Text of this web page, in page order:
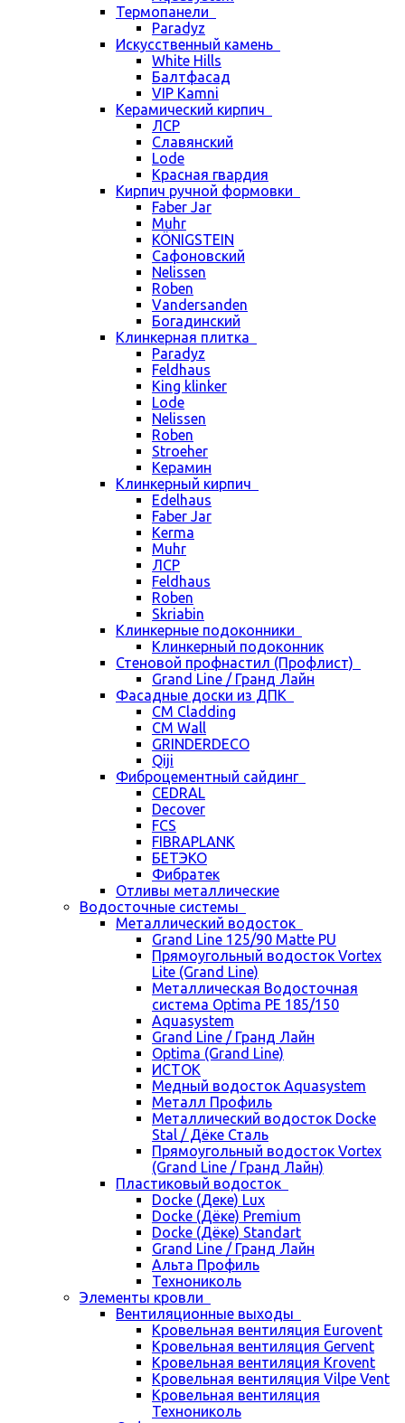
Термопанели
Paradyz
Искусственный камень
White Hills
Балтфасад
VIP Kamni
Керамический кирпич
ЛСР
Славянский
Lode
Красная гвардия
Кирпич ручной формовки
Faber Jar
Muhr
KÖNIGSTEIN
Сафоновский
Nelissen
Roben
Vandersanden
Богадинский
Клинкерная плитка
Paradyz
Feldhaus
King klinker
Lode
Nelissen
Roben
Stroeher
Керамин
Клинкерный кирпич
Edelhaus
Faber Jar
Kerma
Muhr
ЛСР
Feldhaus
Roben
Skriabin
Клинкерные подоконники
Клинкерный подоконник
Стеновой профнастил (Профлист)
Grand Line / Гранд Лайн
Фасадные доски из ДПК
CM Cladding
CM Wall
GRINDERDECO
Qiji
Фиброцементный сайдинг
CEDRAL
Decover
FCS
FIBRAPLANK
БЕТЭКО
Фибратек
Отливы металлические
Водосточные системы
Металлический водосток
Grand Line 125/90 Matte PU
Прямоугольный водосток Vortex
Lite (Grand Line)
Металлическая Водосточная
система Optima PE 185/150
Aquasystem
Grand Line / Гранд Лайн
Optima (Grand Line)
ИСТОК
Медный водосток Aquasystem
Металл Профиль
Металлический водосток Docke
Stal / Дёке Сталь
Прямоугольный водосток Vortex
(Grand Line / Гранд Лайн)
Пластиковый водосток
Docke (Деке) Lux
Docke (Дёке) Premium
Docke (Дёке) Standart
Grand Line / Гранд Лайн
Альта Профиль
Технониколь
Элементы кровли
Вентиляционные выходы
Кровельная вентиляция Eurovent
Кровельная вентиляция Gervent
Кровельная вентиляция Krovent
Кровельная вентиляция Vilpe Vent
Кровельная вентиляция
Технониколь